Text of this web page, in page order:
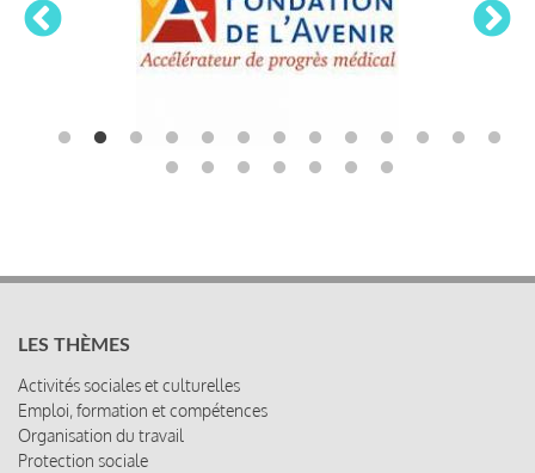
LES THÈMES
Activités sociales et culturelles
Emploi, formation et compétences
Organisation du travail
Protection sociale